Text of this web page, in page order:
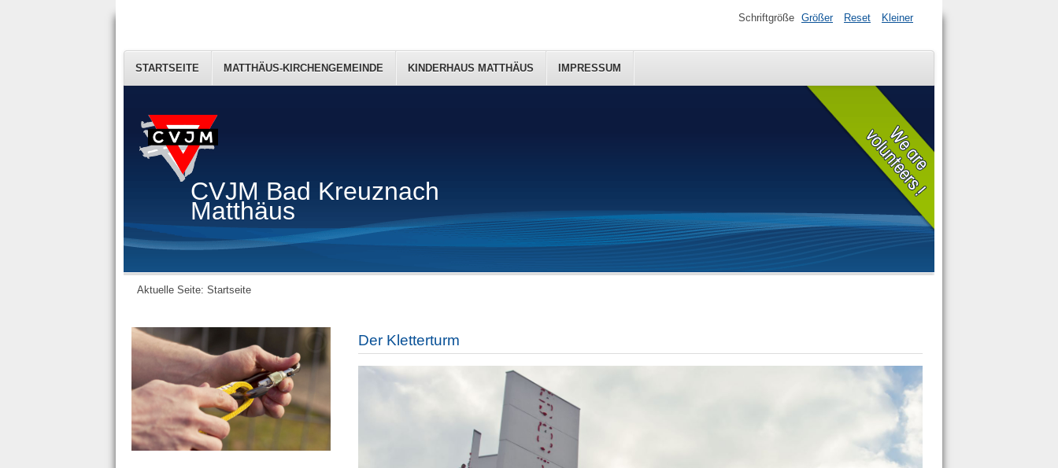
CVJM Bad Kreuznach
Matthäus
STARTSEITE MATTHÄUS-KIRCHENGEMEINDE KINDERHAUS MATTHÄUS IMPRESSUM
Schriftgröße Größer Reset Kleiner
Aktuelle Seite: Startseite
Der Kletterturm